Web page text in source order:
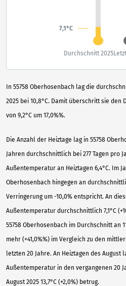
In 55758 Oberhosenbach lag die
2025 bei 10,8°C. Damit überschritt sie den
von 9,2°C um 17,0%%.
Die Anzahl der Heiztage lag in 55758
Jahren durchschnittlich bei 277 Tagen pro
Außentemperatur an Heiztagen 6,4°C. Im
Oberhosenbach hingegen an
Verringerung um -10,0% entspricht. An
Außentemperatur durchschnittlich 7,1°C
55758 Oberhosenbach im Durchschnitt an
mehr (+41,0%%) im Vergleich zu den
letzten 20 Jahre. An Heiztagen des August
Außentemperatur in den vergangenen 20
August 2025 13,7°C (+2,0%) betrug.
7,1°C
Durchschnitt 2025